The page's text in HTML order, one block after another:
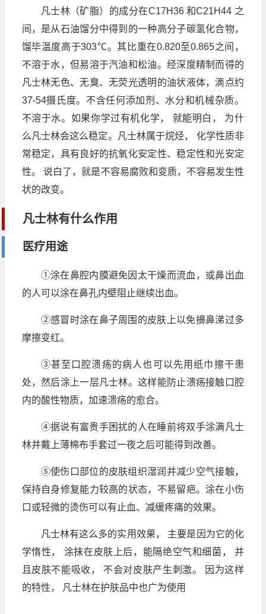
凡士林（矿脂）的成分在C17H36 和C21H44 之
间，是从石油馏分中得到的一种高分子碳氢化合物，
馏毕温度高于303℃。其比重在0.820至0.865之间，
不溶于水，但易溶于汽油和松油。经深度精制而得的
凡士林无色、无臭、无荧光透明的油状液体，滴点约
37-54摄氏度。不含任何添加剂、水分和机械杂质。
不溶于水。如果你学过有机化学， 就能明白， 为什
么凡士林会这么稳定。凡士林属于烷烃， 化学性质非
常稳定，具有良好的抗氧化安定性、稳定性和光安定
性。 说白了，就是不容易腐败和变质，不容易发生性
状的改变。
凡士林有什么作用
医疗用途
①涂在鼻腔内膜避免因太干燥而流血，或鼻出血
的人可以涂在鼻孔内壁阻止继续出血。
②感冒时涂在鼻子周围的皮肤上以免擤鼻涕过多
摩擦变红。
③甚至口腔溃疡的病人也可以先用纸巾擦干患
处，然后涂上一层凡士林。这样能防止溃疡接触口腔
内的酸性物质，加速溃疡的愈合。
④据说有富贵手困扰的人在睡前将双手涂满凡士
林并戴上薄棉布手套过一夜之后可能得到改善。
⑤使伤口部位的皮肤组织湿润并减少空气接触，
保持自身修复能力较高的状态，不易留疤。涂在小伤
口或轻微的烫伤可以有止血、减缓疼痛的效果。
凡士林有这么多的实用效果， 主要是因为它的化
学惰性， 涂抹在皮肤上后，能隔绝空气和细菌， 并
且皮肤不能吸收， 不会对皮肤产生刺激。 因为这样
的特性， 凡士林在护肤品中也广为使用